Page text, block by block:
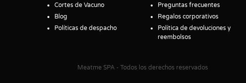
Cortes de Vacuno
Blog
Políticas de despacho
Preguntas frecuentes
Regalos corporativos
Política de devoluciones y
reembolsos
Meatme SPA - Todos los derechos reservados